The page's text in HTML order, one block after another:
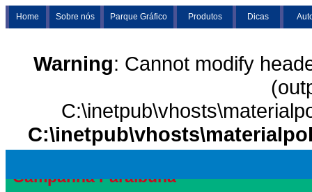
Home Sobre nós Parque Gráfico Produtos Dicas
Warning: Cannot modify
Campanha Paraibuna